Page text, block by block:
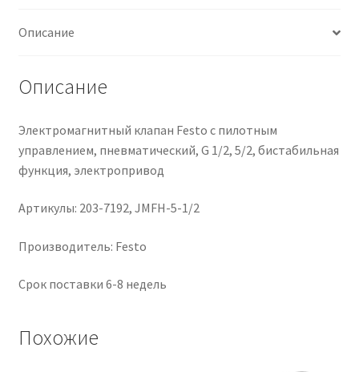
funzione
Bistable,
azionamento
Описание
Описание
Электромагнитный клапан Festo с пилотным
управлением, пневматический, G 1/2, 5/2, бистабильная
функция, электропривод
Артикулы: 203-7192, JMFH-5-1/2
Производитель: Festo
Срок поставки 6-8 недель
Похожие